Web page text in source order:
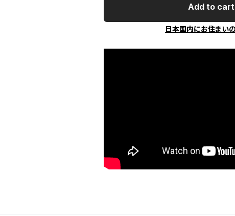
Add to cart
日本国内にお住まい